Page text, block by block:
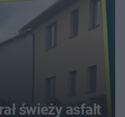
świeży asfalt